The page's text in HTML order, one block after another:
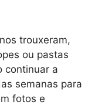
trouxeram,
ou pastas
continuar a
semanas para
fotos e